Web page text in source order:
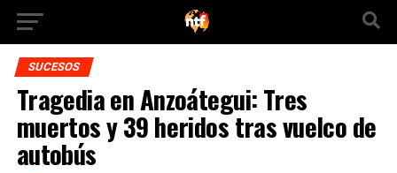
SUCESOS
Tragedia en Anzoátegui: Tres
muertos y 39 heridos tras vuelco de
autobús